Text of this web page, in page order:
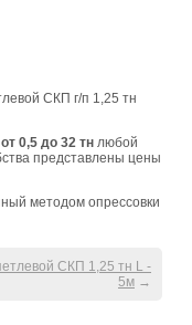
СКП г/п 1,25 тн
от 0,5 до 32 тн любой
представлены цены
методом опрессовки
СКП 1,25 тн L -
5м →